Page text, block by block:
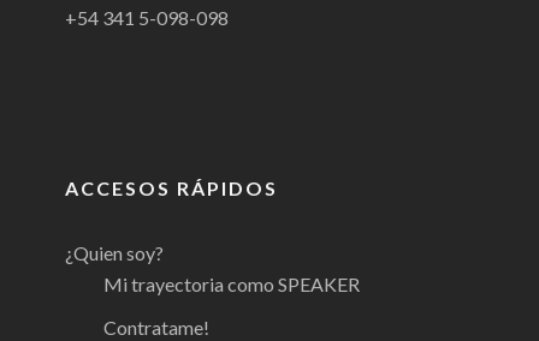
+54 341 5-098-098
ACCESOS RÁPIDOS
¿Quien soy?
Mi trayectoria como SPEAKER
Contratame!